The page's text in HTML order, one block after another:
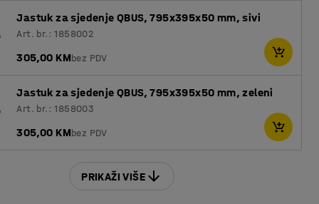
Jastuk za sjedenje QBUS, 795x395x50 mm, sivi
Art. br.: 1858002
305,00 KMbez PDV
Jastuk za sjedenje QBUS, 795x395x50 mm, zeleni
Art. br.: 1858003
305,00 KMbez PDV
PRIKAŽI VIŠE